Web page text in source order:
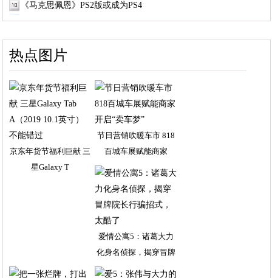
《马克思佩恩》PS2版或成为PS4
热点图片
京东年货节福利巨献 三
星Galaxy T
节日营销吹暖车市 818
百城车展赋能商家
爱情公寓5：诸葛大力
化身名侦探，揭穿冒牌